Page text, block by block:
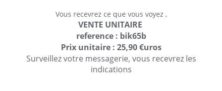
Vous recevrez ce que vous voyez ,
VENTE UNITAIRE
reference : bik65b
Prix unitaire : 25,90 €uros
Surveillez votre messagerie, vous recevrez les
indications